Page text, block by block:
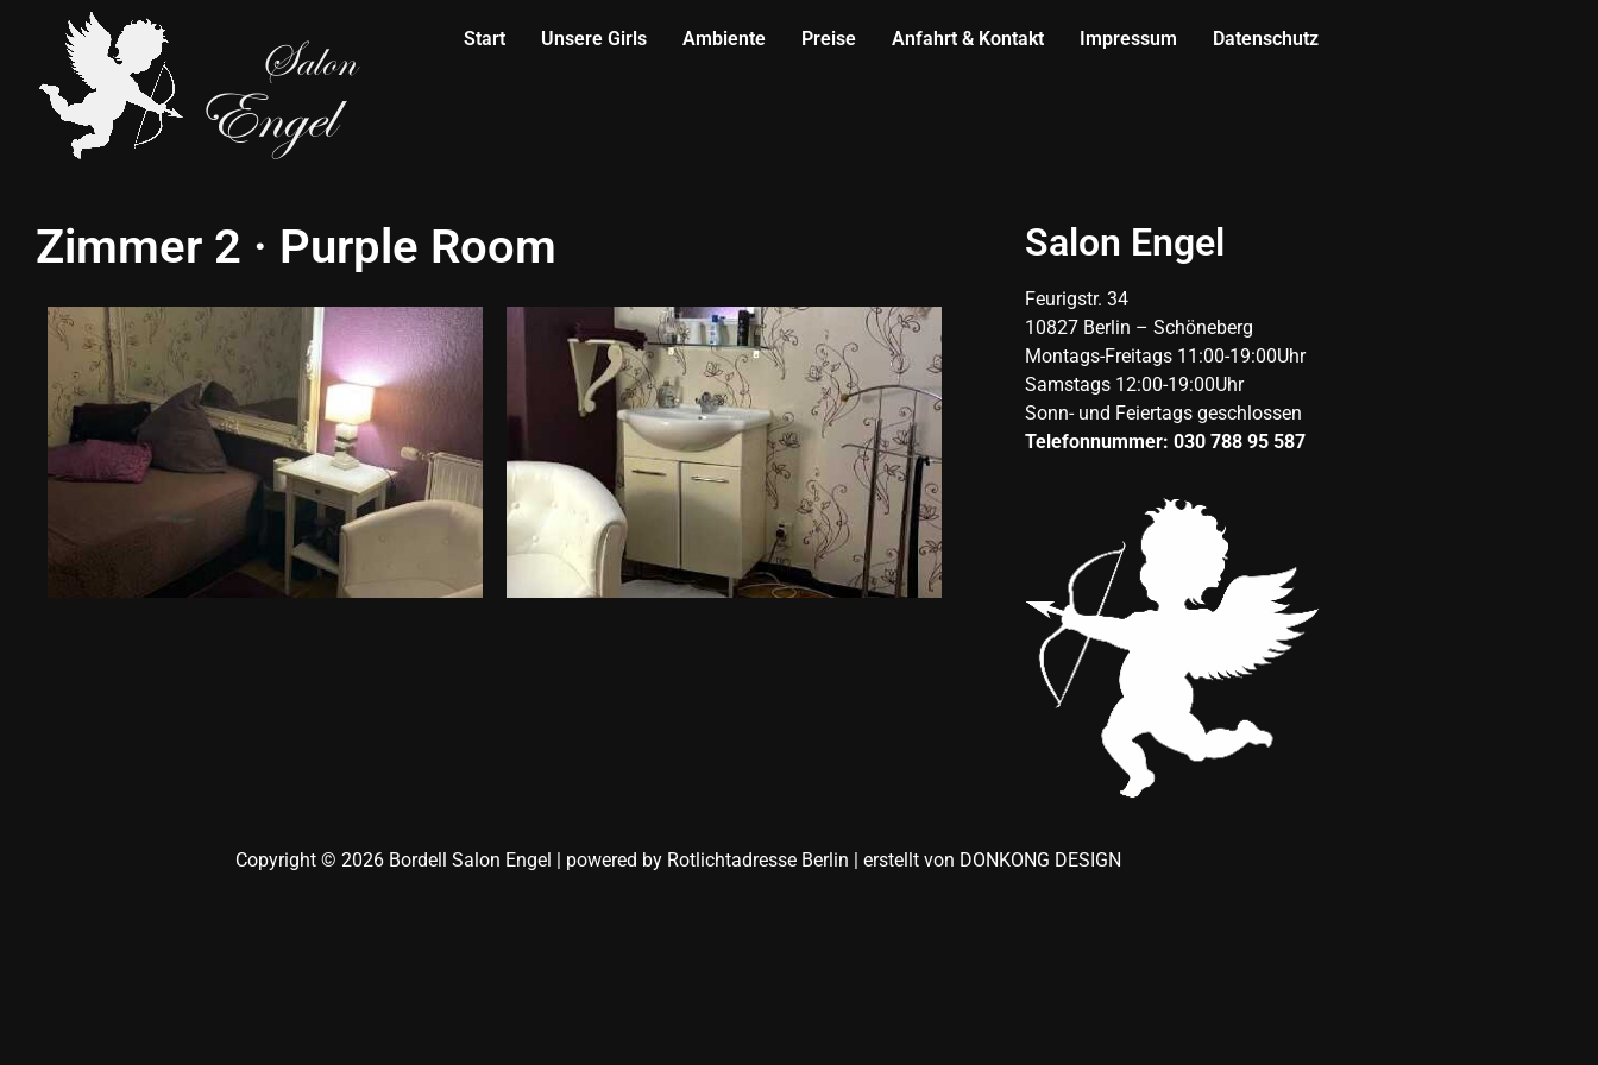
Start Unsere Girls Ambiente Preise Anfahrt & Kontakt Impressum Datenschutz
Zimmer 2 · Purple Room Salon Engel
Feurigstr. 34
10827 Berlin – Schöneberg
Montags-Freitags 11:00-19:00Uhr
Samstags 12:00-19:00Uhr
Sonn- und Feiertags geschlossen
Telefonnummer: 030 788 95 587
Copyright © 2026 Bordell Salon Engel | powered by Rotlichtadresse Berlin | erstellt von DONKONG DESIGN